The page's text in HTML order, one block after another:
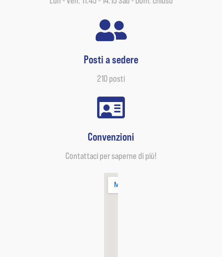
Posti a sedere
210 posti
Convenzioni
Contattaci per saperne di più!